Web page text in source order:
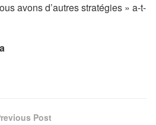
avons d’autres stratégies » a-t-
Post